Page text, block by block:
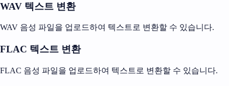
WAV 텍스트 변환
WAV 음성 파일을 업로드하여 텍스트로 변환할 수 있습니다.
FLAC 텍스트 변환
FLAC 음성 파일을 업로드하여 텍스트로 변환할 수 있습니다.